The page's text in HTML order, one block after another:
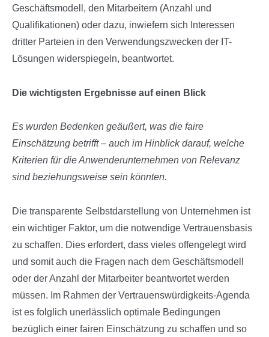
Geschäftsmodell, den Mitarbeitern (Anzahl und
Qualifikationen) oder dazu, inwiefern sich Interessen
dritter Parteien in den Verwendungszwecken der IT-
Lösungen widerspiegeln, beantwortet.
Die wichtigsten Ergebnisse auf einen Blick
Es wurden Bedenken geäußert, was die faire
Einschätzung betrifft – auch im Hinblick darauf, welche
Kriterien für die Anwenderunternehmen von Relevanz
sind beziehungsweise sein könnten.
Die transparente Selbstdarstellung von Unternehmen ist
ein wichtiger Faktor, um die notwendige Vertrauensbasis
zu schaffen. Dies erfordert, dass vieles offengelegt wird
und somit auch die Fragen nach dem Geschäftsmodell
oder der Anzahl der Mitarbeiter beantwortet werden
müssen. Im Rahmen der Vertrauenswürdigkeits-Agenda
ist es folglich unerlässlich optimale Bedingungen
bezüglich einer fairen Einschätzung zu schaffen und so